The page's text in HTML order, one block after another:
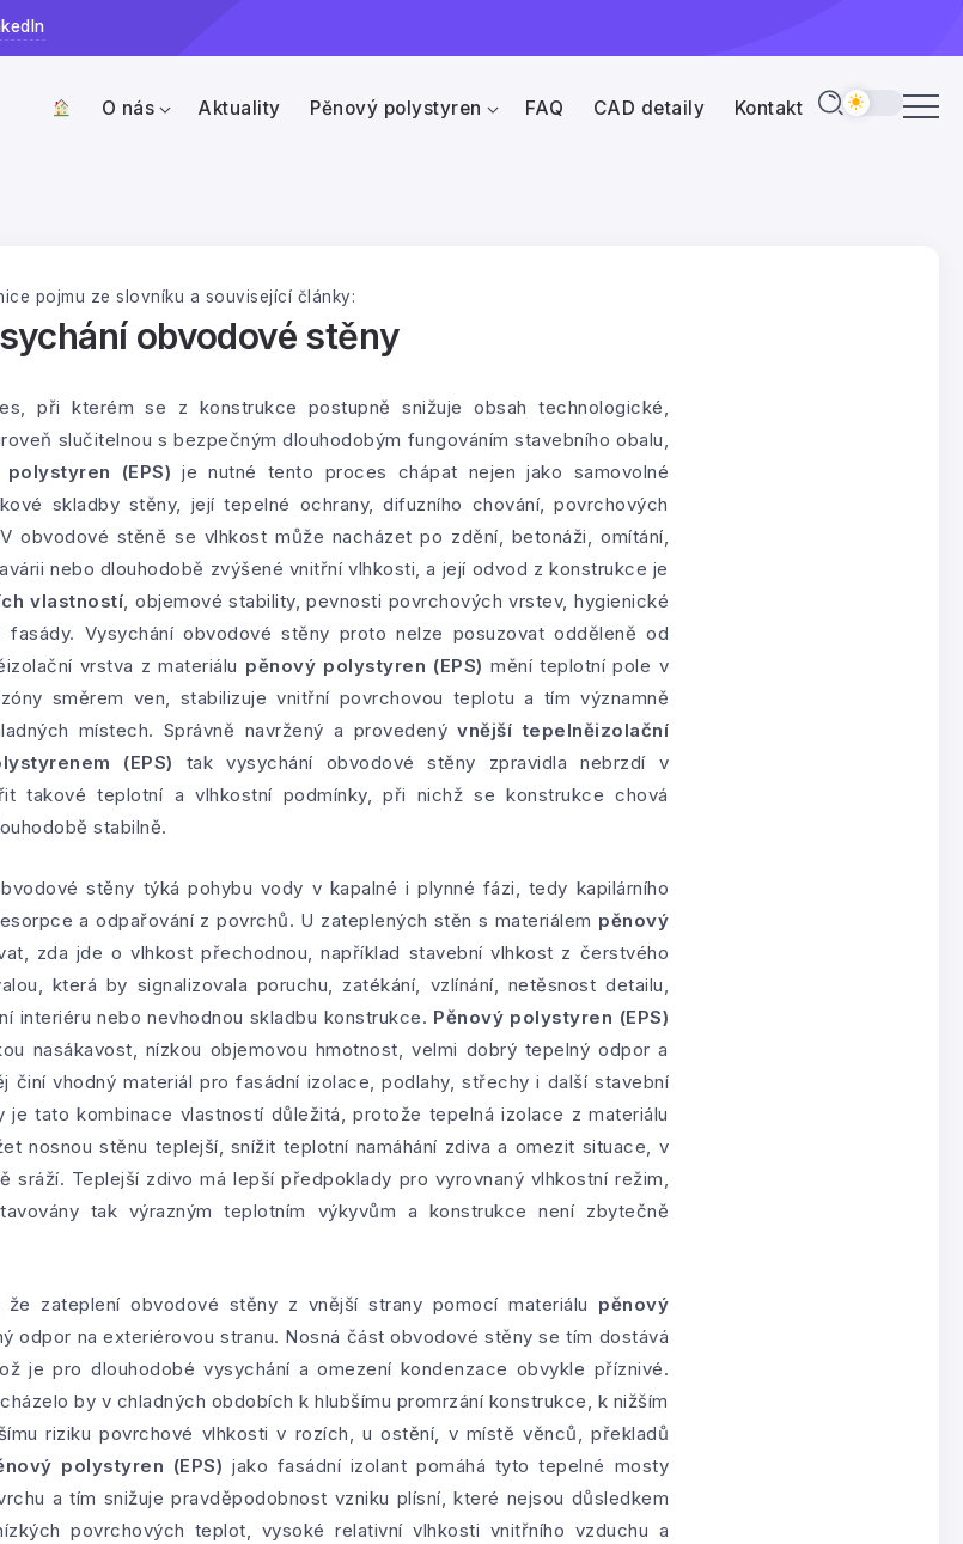
O nás Aktuality Pěnový polystyren FAQ CAD detaily Kontakt
pojmu ze slovníku a související články:
obvodové stěny
při kterém se z konstrukce postupně snižuje obsah technologické,
slučitelnou s bezpečným dlouhodobým fungováním stavebního obalu,
(EPS) je nutné tento proces chápat nejen jako samovolné
skladby stěny, její tepelné ochrany, difuzního chování, povrchových
obvodové stěně se vlhkost může nacházet po zdění, betonáži, omítání,
nebo dlouhodobě zvýšené vnitřní vlhkosti, a její odvod z konstrukce je
vlastností, objemové stability, pevnosti povrchových vrstev, hygienické
Vysychání obvodové stěny proto nelze posuzovat odděleně od
vrstva z materiálu pěnový polystyren (EPS) mění teplotní pole v
směrem ven, stabilizuje vnitřní povrchovou teplotu a tím významně
místech. Správně navržený a provedenývnější tepelněizolační
(EPS) tak vysychání obvodové stěny zpravidla nebrzdí v
takové teplotní a vlhkostní podmínky, při nichž se konstrukce chová
stabilně.
stěny týká pohybu vody v kapalné i plynné fázi, tedy kapilárního
a odpařování z povrchů. U zateplených stěn s materiálem pěnový
zda jde o vlhkost přechodnou, například stavební vlhkost z čerstvého
která by signalizovala poruchu, zatékání, vzlínání, netěsnost detailu,
interiéru nebo nevhodnou skladbu konstrukce. Pěnový polystyren (EPS)
nasákavost, nízkou objemovou hmotnost, velmi dobrý tepelný odpor a
činí vhodný materiál pro fasádní izolace, podlahy, střechy i další stavební
tato kombinace vlastností důležitá, protože tepelná izolace z materiálu
nosnou stěnu teplejší, snížit teplotní namáhání zdiva a omezit situace, v
sráží. Teplejší zdivo má lepší předpoklady pro vyrovnaný vlhkostní režim,
tak výrazným teplotním výkyvům a konstrukce není zbytečně
zateplení obvodové stěny z vnější strany pomocí materiálu pěnový
odpor na exteriérovou stranu. Nosná část obvodové stěny se tím dostává
je pro dlouhodobé vysychání a omezení kondenzace obvykle příznivé.
by v chladných obdobích k hlubšímu promrzání konstrukce, k nižším
riziku povrchové vlhkosti v rozích, u ostění, v místě věnců, překladů
polystyren (EPS) jako fasádní izolant pomáhá tyto tepelné mosty
a tím snižuje pravděpodobnost vzniku plísní, které nejsou důsledkem
povrchových teplot, vysoké relativní vlhkosti vnitřního vzduchu a